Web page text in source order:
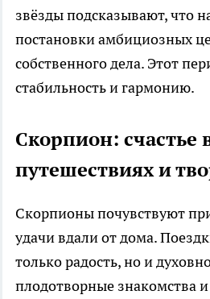
звёзды подсказывают, что
постановки амбициозных
собственного дела. Этот
стабильность и гармонию.
Скорпион: счастье
путешествиях и
Скорпионы почувствуют
удачи вдали от дома.
только радость, но и
плодотворные знакомства